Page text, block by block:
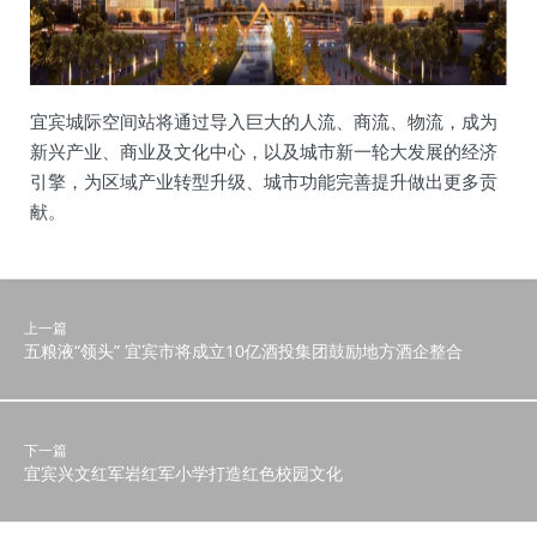
宜宾城际空间站将通过导入巨大的人流、商流、物流，成为
新兴产业、商业及文化中心，以及城市新一轮大发展的经济
引擎，为区域产业转型升级、城市功能完善提升做出更多贡
献。
上一篇
五粮液“领头” 宜宾市将成立10亿酒投集团鼓励地方酒企整合
下一篇
宜宾兴文红军岩红军小学打造红色校园文化